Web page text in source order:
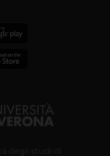
degli studi di